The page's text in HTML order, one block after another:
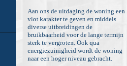
Aan ons de uitdaging de woning een
vlot karakter te geven en middels
diverse uitbreidingen de
bruikbaarheid voor de lange termijn
sterk te vergroten. Ook qua
energiezuinigheid wordt de woning
naar een hoger niveau gebracht.